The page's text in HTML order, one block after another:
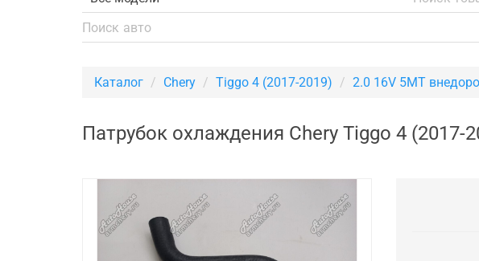
Каталог Chery Tiggo 4 (2017-2019) 2.0 16V 5MT
Патрубок охлаждения Chery Tiggo 4 (2017-